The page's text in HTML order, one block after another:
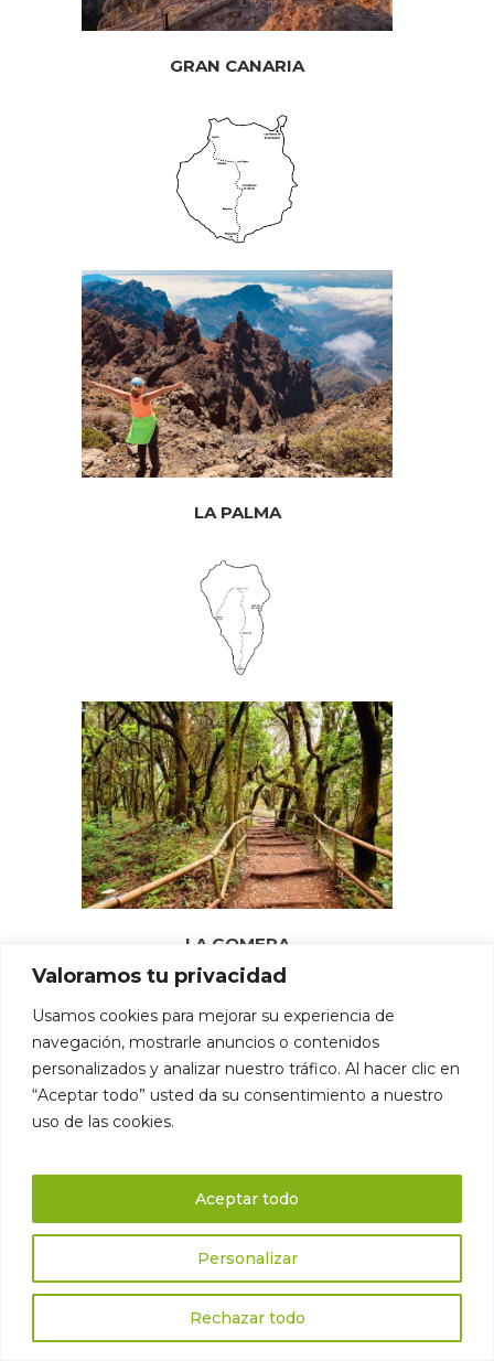
Valoramos tu privacidad
Usamos cookies para mejorar su experiencia de
navegación, mostrarle anuncios o contenidos
personalizados y analizar nuestro tráfico. Al hacer clic en
“Aceptar todo” usted da su consentimiento a nuestro
uso de las cookies.
Personalizar
Rechazar todo
Aceptar todo
GRAN CANARIA
LA PALMA
LA GOMERA
EL HIERRO